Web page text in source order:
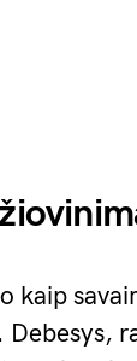
kaip
Debesys,